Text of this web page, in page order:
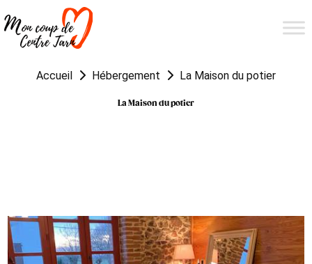
Accueil Hébergement La Maison du potier
La Maison du potier